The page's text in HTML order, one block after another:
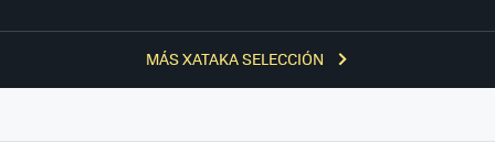
MÁS XATAKA SELECCIÓN